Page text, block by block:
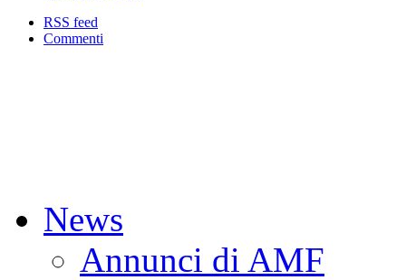
RSS feed
Commenti
News
Annunci di AMF